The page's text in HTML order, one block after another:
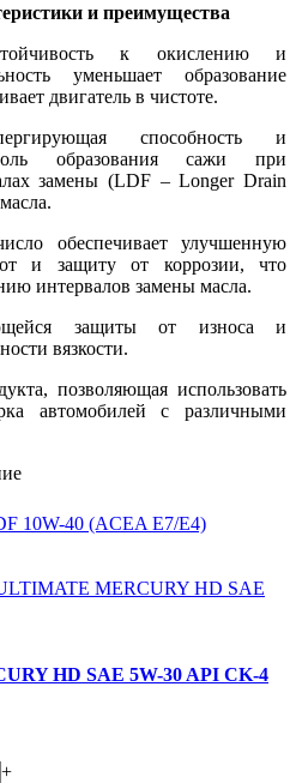
и преимущества
к окислению и
уменьшает образование
двигатель в чистоте.
способность и
образования сажи при
замены (LDF – Longer Drain
обеспечивает улучшенную
и защиту от коррозии, что
интервалов замены масла.
защиты от износа и
вязкости.
позволяющая использовать
автомобилей с различными
10W-40 (ACEA E7/E4)
HD SAE 5W-30 API CK-4
+